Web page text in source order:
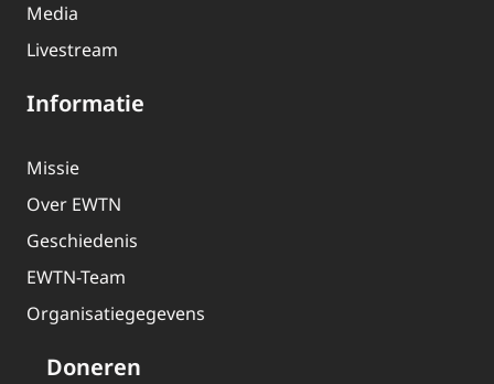
Media
Livestream
Informatie
Missie
Over EWTN
Geschiedenis
EWTN-Team
Organisatiegegevens
Doneren